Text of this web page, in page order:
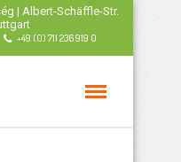
| Albert-Schäffle-Str.
+49 (0) 711 236 919 0